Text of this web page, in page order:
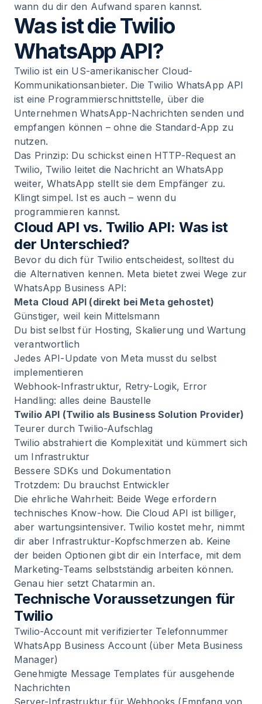
wann du dir den Aufwand sparen kannst.
Was ist die Twilio
WhatsApp API?
Twilio ist ein US-amerikanischer Cloud-
Kommunikationsanbieter. Die Twilio WhatsApp API
ist eine Programmierschnittstelle, über die
Unternehmen WhatsApp-Nachrichten senden und
empfangen können – ohne die Standard-App zu
nutzen.
Das Prinzip: Du schickst einen HTTP-Request an
Twilio, Twilio leitet die Nachricht an WhatsApp
weiter, WhatsApp stellt sie dem Empfänger zu.
Klingt simpel. Ist es auch – wenn du
programmieren kannst.
Cloud API vs. Twilio API: Was ist
der Unterschied?
Bevor du dich für Twilio entscheidest, solltest du
die Alternativen kennen. Meta bietet zwei Wege zur
WhatsApp Business API:
Meta Cloud API (direkt bei Meta gehostet)
Günstiger, weil kein Mittelsmann
Du bist selbst für Hosting, Skalierung und Wartung
verantwortlich
Jedes API-Update von Meta musst du selbst
implementieren
Webhook-Infrastruktur, Retry-Logik, Error
Handling: alles deine Baustelle
Twilio API (Twilio als Business Solution Provider)
Teurer durch Twilio-Aufschlag
Twilio abstrahiert die Komplexität und kümmert sich
um Infrastruktur
Bessere SDKs und Dokumentation
Trotzdem: Du brauchst Entwickler
Die ehrliche Wahrheit: Beide Wege erfordern
technisches Know-how. Die Cloud API ist billiger,
aber wartungsintensiver. Twilio kostet mehr, nimmt
dir aber Infrastruktur-Kopfschmerzen ab. Keine
der beiden Optionen gibt dir ein Interface, mit dem
Marketing-Teams selbstständig arbeiten können.
Genau hier setzt Chatarmin an.
Technische Voraussetzungen für
Twilio
Twilio-Account mit verifizierter Telefonnummer
WhatsApp Business Account (über Meta Business
Manager)
Genehmigte Message Templates für ausgehende
Nachrichten
Server-Infrastruktur für Webhooks (Empfang von